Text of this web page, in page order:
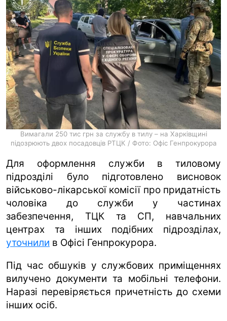
Вимагали 250 тис грн за службу в тилу – на Харківщині
підозрюють двох посадовців РТЦК / Фото: Офіс Генпрокурора
Для оформлення служби в тиловому
підрозділі було підготовлено висновок
військово-лікарської комісії про придатність
чоловіка до служби у частинах
забезпечення, ТЦК та СП, навчальних
центрах та інших подібних підрозділах,
уточнили в Офісі Генпрокурора.
Під час обшуків у службових приміщеннях
вилучено документи та мобільні телефони.
Наразі перевіряється причетність до схеми
інших осіб.